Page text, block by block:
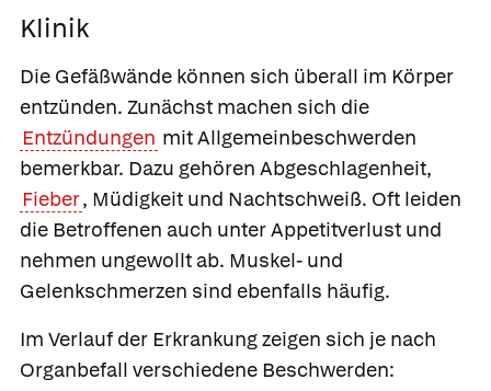
Klinik
Die Gefäßwände können sich überall im Körper
entzünden. Zunächst machen sich die
Entzündungen mit Allgemeinbeschwerden
bemerkbar. Dazu gehören Abgeschlagenheit,
Fieber, Müdigkeit und Nachtschweiß. Oft leiden
die Betroffenen auch unter Appetitverlust und
nehmen ungewollt ab. Muskel- und
Gelenkschmerzen sind ebenfalls häufig.
Im Verlauf der Erkrankung zeigen sich je nach
Organbefall verschiedene Beschwerden: